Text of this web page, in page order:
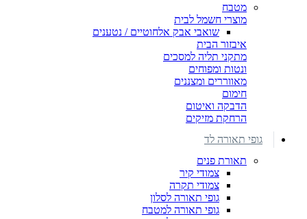
מטבח
מוצרי חשמל לבית
שואבי אבק אלחוטיים / נטענים
איבזור הבית
מתקני תליה למסכים
ונטות ומפוחים
מאווררים ומצננים
חימום
הדבקה ואיטום
הרחקת מזיקים
גופי תאורה לד
תאורת פנים
צמודי קיר
צמודי תקרה
גופי תאורה לסלון
גופי תאורה למטבח